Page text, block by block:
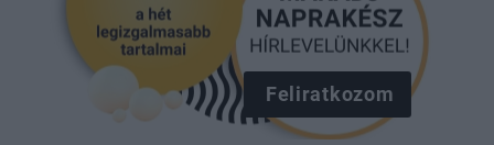
Feliratkozom